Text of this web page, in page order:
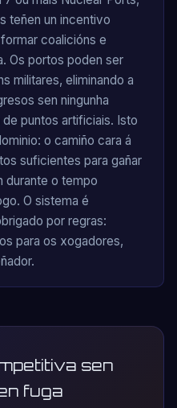
teñen un incentivo
coalicións e
Os portos poden ser
militares, eliminando a
sen ningunha
puntos artificiais. Isto
o camiño cara á
suficientes para gañar
durante o tempo
O sistema é
por regras:
para os xogadores,
sen
fuga